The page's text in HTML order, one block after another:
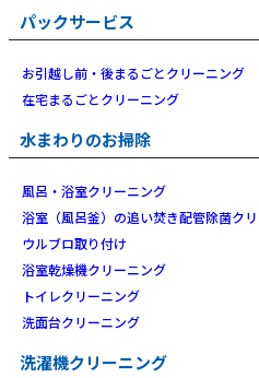
パックサービス
お引越し前・後まるごとクリーニング
在宅まるごとクリーニング
水まわりのお掃除
風呂・浴室クリーニング
浴室（風呂釜）の追い焚き配管除菌ク
ウルブロ取り付け
浴室乾燥機クリーニング
トイレクリーニング
洗面台クリーニング
洗濯機クリーニング